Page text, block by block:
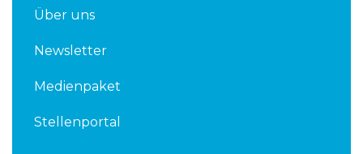
Über uns
Newsletter
Medienpaket
Stellenportal